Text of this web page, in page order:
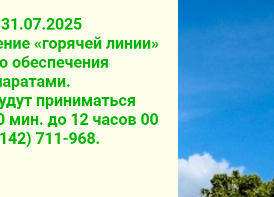
«горячей линии»
обеспечения
приниматься
мин. до 12 часов 00
711-968.